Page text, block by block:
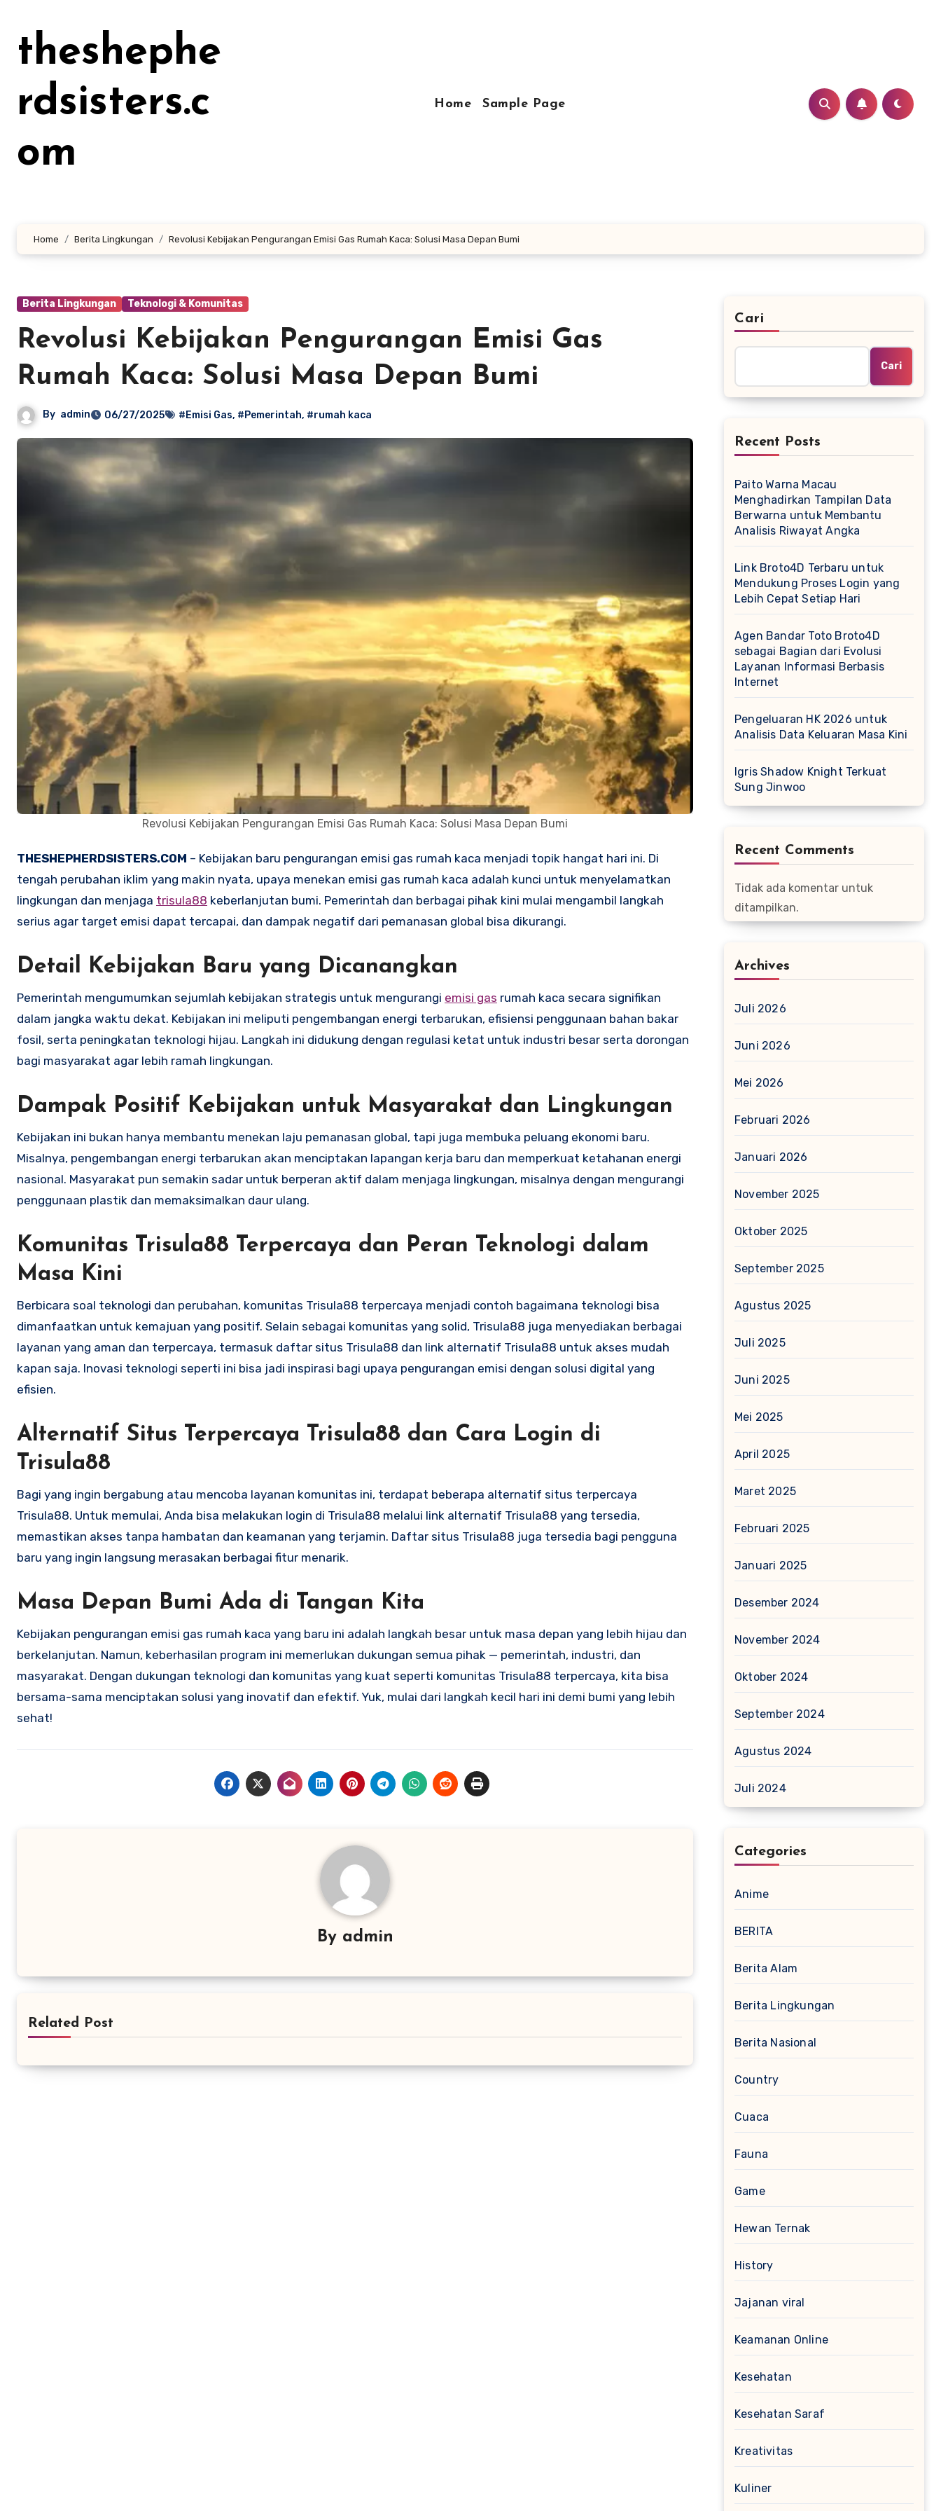
kontentheshephe
rdsisters.c
om
Home Sample Page
Home Berita Lingkungan Revolusi Kebijakan Pengurangan Emisi Gas Rumah Kaca: Solusi Masa Depan Bumi
Berita Lingkungan Teknologi & Komunitas
Revolusi Kebijakan Pengurangan Emisi Gas
Rumah Kaca: Solusi Masa Depan Bumi
By admin 06/27/2025 #Emisi Gas, #Pemerintah, #rumah kaca
Revolusi Kebijakan Pengurangan Emisi Gas Rumah Kaca: Solusi Masa Depan Bumi
THESHEPHERDSISTERS.COM – Kebijakan baru pengurangan emisi gas rumah kaca menjadi topik hangat hari ini. Di
tengah perubahan iklim yang makin nyata, upaya menekan emisi gas rumah kaca adalah kunci untuk menyelamatkan
lingkungan dan menjaga trisula88 keberlanjutan bumi. Pemerintah dan berbagai pihak kini mulai mengambil langkah
serius agar target emisi dapat tercapai, dan dampak negatif dari pemanasan global bisa dikurangi.
Detail Kebijakan Baru yang Dicanangkan
Pemerintah mengumumkan sejumlah kebijakan strategis untuk mengurangi emisi gas rumah kaca secara signifikan
dalam jangka waktu dekat. Kebijakan ini meliputi pengembangan energi terbarukan, efisiensi penggunaan bahan bakar
fosil, serta peningkatan teknologi hijau. Langkah ini didukung dengan regulasi ketat untuk industri besar serta dorongan
bagi masyarakat agar lebih ramah lingkungan.
Dampak Positif Kebijakan untuk Masyarakat dan Lingkungan
Kebijakan ini bukan hanya membantu menekan laju pemanasan global, tapi juga membuka peluang ekonomi baru.
Misalnya, pengembangan energi terbarukan akan menciptakan lapangan kerja baru dan memperkuat ketahanan energi
nasional. Masyarakat pun semakin sadar untuk berperan aktif dalam menjaga lingkungan, misalnya dengan mengurangi
penggunaan plastik dan memaksimalkan daur ulang.
Komunitas Trisula88 Terpercaya dan Peran Teknologi dalam
Masa Kini
Berbicara soal teknologi dan perubahan, komunitas Trisula88 terpercaya menjadi contoh bagaimana teknologi bisa
dimanfaatkan untuk kemajuan yang positif. Selain sebagai komunitas yang solid, Trisula88 juga menyediakan berbagai
layanan yang aman dan terpercaya, termasuk daftar situs Trisula88 dan link alternatif Trisula88 untuk akses mudah
kapan saja. Inovasi teknologi seperti ini bisa jadi inspirasi bagi upaya pengurangan emisi dengan solusi digital yang
efisien.
Alternatif Situs Terpercaya Trisula88 dan Cara Login di
Trisula88
Bagi yang ingin bergabung atau mencoba layanan komunitas ini, terdapat beberapa alternatif situs terpercaya
Trisula88. Untuk memulai, Anda bisa melakukan login di Trisula88 melalui link alternatif Trisula88 yang tersedia,
memastikan akses tanpa hambatan dan keamanan yang terjamin. Daftar situs Trisula88 juga tersedia bagi pengguna
baru yang ingin langsung merasakan berbagai fitur menarik.
Masa Depan Bumi Ada di Tangan Kita
Kebijakan pengurangan emisi gas rumah kaca yang baru ini adalah langkah besar untuk masa depan yang lebih hijau dan
berkelanjutan. Namun, keberhasilan program ini memerlukan dukungan semua pihak — pemerintah, industri, dan
masyarakat. Dengan dukungan teknologi dan komunitas yang kuat seperti komunitas Trisula88 terpercaya, kita bisa
bersama-sama menciptakan solusi yang inovatif dan efektif. Yuk, mulai dari langkah kecil hari ini demi bumi yang lebih
sehat!
By admin
Related Post
Cari
Cari
Recent Posts
Paito Warna Macau
Menghadirkan Tampilan Data
Berwarna untuk Membantu
Analisis Riwayat Angka
Link Broto4D Terbaru untuk
Mendukung Proses Login yang
Lebih Cepat Setiap Hari
Agen Bandar Toto Broto4D
sebagai Bagian dari Evolusi
Layanan Informasi Berbasis
Internet
Pengeluaran HK 2026 untuk
Analisis Data Keluaran Masa Kini
Igris Shadow Knight Terkuat
Sung Jinwoo
Recent Comments
Tidak ada komentar untuk
ditampilkan.
Archives
Juli 2026
Juni 2026
Mei 2026
Februari 2026
Januari 2026
November 2025
Oktober 2025
September 2025
Agustus 2025
Juli 2025
Juni 2025
Mei 2025
April 2025
Maret 2025
Februari 2025
Januari 2025
Desember 2024
November 2024
Oktober 2024
September 2024
Agustus 2024
Juli 2024
Categories
Anime
BERITA
Berita Alam
Berita Lingkungan
Berita Nasional
Country
Cuaca
Fauna
Game
Hewan Ternak
History
Jajanan viral
Keamanan Online
Kesehatan
Kesehatan Saraf
Kreativitas
Kuliner